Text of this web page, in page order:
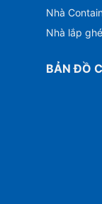
Nhà
Nhà lắp
BẢN ĐỒ